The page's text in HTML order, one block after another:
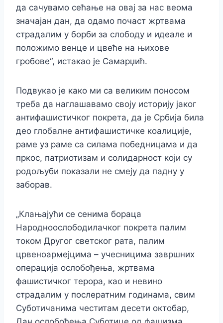
да сачувамо сећање на овај за нас веома
значајан дан, да одамо почаст жртвама
страдалим у борби за слободу и идеале и
положимо венце и цвеће на њихове
гробове“, истакао је Самарџић.
Подвукао је како ми са великим поносом
треба да наглашавамо своју историју јаког
антифашистичког покрета, да је Србија била
део глобалне антифашистичке коалиције,
раме уз раме са силама победницама и да
пркос, патриотизам и солидарност који су
родољуби показали не смеју да падну у
заборав.
„Клањајући се сенима бораца
Народноослободилачког покрета палим
током Другог светског рата, палим
црвеноармејцима – учесницима завршних
операција ослобођења, жртвама
фашистичког терора, као и невино
страдалим у послератним годинама, свим
Суботичанима честитам десети октобар,